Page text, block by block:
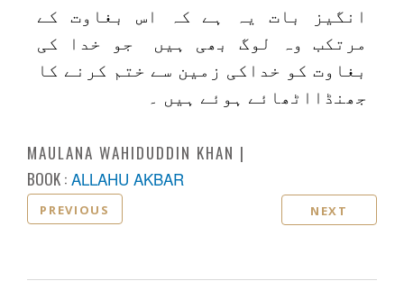
انگیز بات یہ ہے کہ اس بغاوت کے
مرتکب وہ لوگ بھی ہیں جو خدا کی
بغاوت کو خداکی زمین سے ختم کرنے کا
جھنڈااٹھائے ہوئے ہیں ۔
MAULANA WAHIDUDDIN KHAN
BOOK : ALLAHU AKBAR
PREVIOUS NEXT